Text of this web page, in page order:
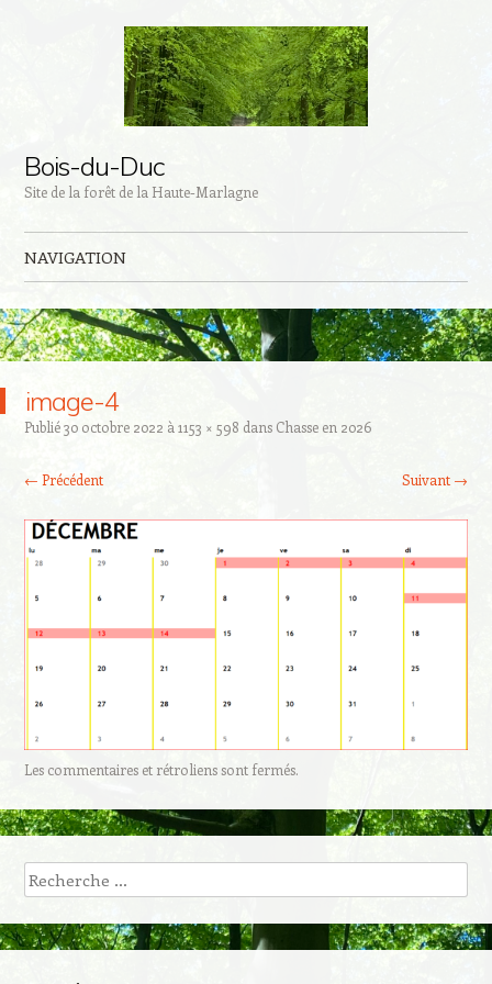
Bois-du-Duc
Site de la forêt de la Haute-Marlagne
NAVIGATION
image-4
Publié30 octobre 2022 à 1153 × 598 dans Chasse en 2026
← Précédent Suivant →
Les commentaires et rétroliens sont fermés.
Recherche